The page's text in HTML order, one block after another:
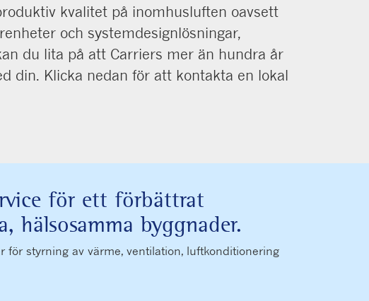
kvalitet på inomhusluften oavsett
och systemdesignlösningar,
du lita på att Carriers mer än hundra år
din. Klicka nedan för att kontakta en lokal
för ett förbättrat
hälsosamma byggnader.
styrning av värme, ventilation, luftkonditionering